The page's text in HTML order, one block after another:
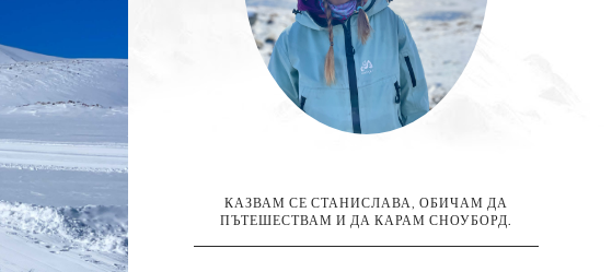
КАЗВАМ СЕ СТАНИСЛАВА, ОБИЧАМ ДА
ПЪТЕШЕСТВАМ И ДА КАРАМ СНОУБОРД.